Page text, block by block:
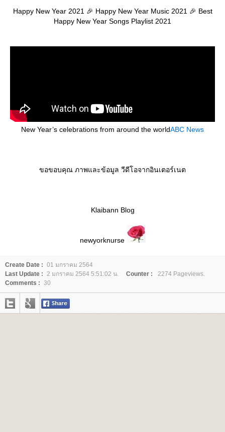
Happy New Year 2021 🎉 Happy New Year Music 2021 🎉 Best
Happy New Year Songs Playlist 2021
New Year’s celebrations from around the worldABC News
ขอขอบคุณ ภาพและข้อมูล วีดีโอจากอินเตอร์เนต
Klaibann Blog
newyorknurse
Create Date : 01 มกราคม 2564
Last Update :
2 มกราคม 2564 5:51:02 น. Counter :
2274 Pageviews.
Comments : 30